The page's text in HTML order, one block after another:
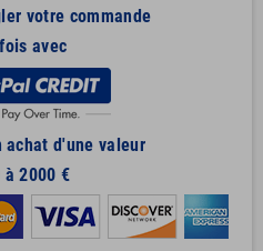
votre commande
avec
achat d'une valeur
à 2000 €